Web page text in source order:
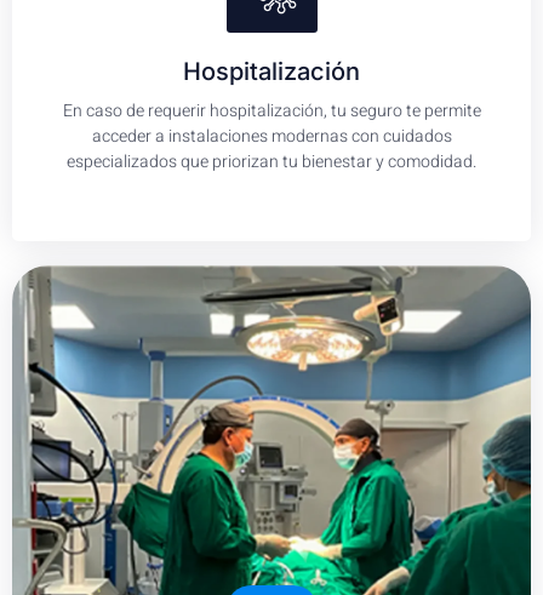
Hospitalización
En caso de requerir hospitalización, tu seguro te permite
acceder a instalaciones modernas con cuidados
especializados que priorizan tu bienestar y comodidad.